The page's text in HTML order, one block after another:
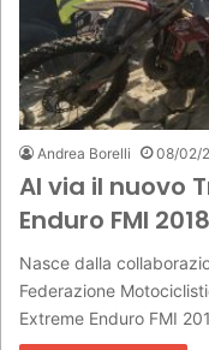
Andrea Borelli 08/02/
Al via il nuovo
Enduro FMI 2018
Nasce dalla
Federazione
Extreme Enduro FMI